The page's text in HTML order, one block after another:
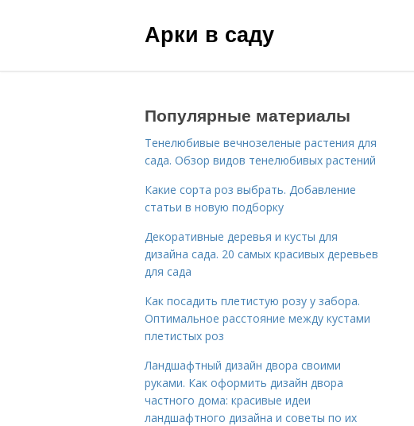
Арки в саду
Популярные материалы
Тенелюбивые вечнозеленые растения для
сада. Обзор видов тенелюбивых растений
Какие сорта роз выбрать. Добавление
статьи в новую подборку
Декоративные деревья и кусты для
дизайна сада. 20 самых красивых деревьев
для сада
Как посадить плетистую розу у забора.
Оптимальное расстояние между кустами
плетистых роз
Ландшафтный дизайн двора своими
руками. Как оформить дизайн двора
частного дома: красивые идеи
ландшафтного дизайна и советы по их